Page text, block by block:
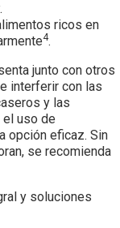
.
ricos en
4.
junto con otros
interferir con las
y las
uso de
opción eficaz. Sin
se recomienda
y soluciones